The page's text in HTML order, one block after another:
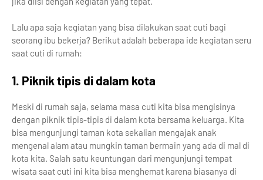
Lalu apa saja kegiatan yang bisa dilakukan saat cuti bagi
seorang ibu bekerja? Berikut adalah beberapa ide kegiatan seru
saat cuti di rumah:
1. Piknik tipis di dalam kota
Meski di rumah saja, selama masa cuti kita bisa mengisinya
dengan piknik tipis-tipis di dalam kota bersama keluarga. Kita
bisa mengunjungi taman kota sekalian mengajak anak
mengenal alam atau mungkin taman bermain yang ada di mal di
kota kita. Salah satu keuntungan dari mengunjungi tempat
wisata saat cuti ini kita bisa menghemat karena biasanya di